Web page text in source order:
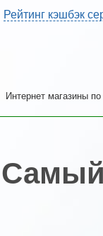
Рейтинг кэшбэк
Интернет магазины
Самый